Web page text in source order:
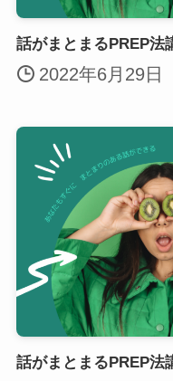
話がまとまるPREP
2022年6月29日
話がまとまるPREP